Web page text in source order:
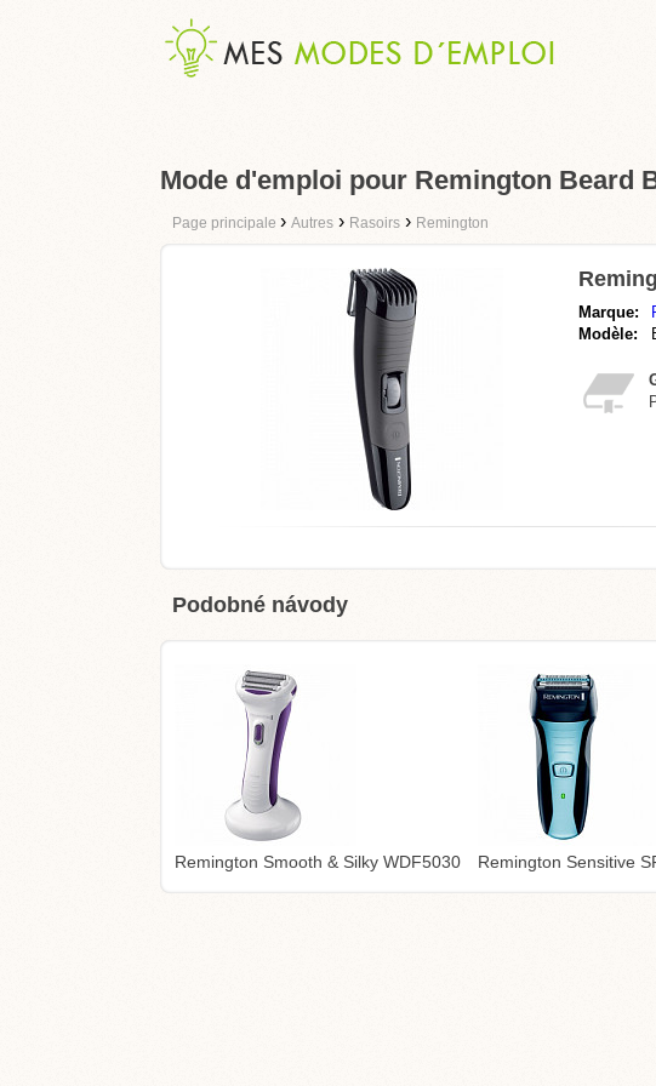
Mode d'emploi pour Remington Beard
Page principale › Autres › Rasoirs › Remington
Marque:
Modèle:
Podobné návody
Remington Smooth & Silky WDF5030 Remington Sensitive